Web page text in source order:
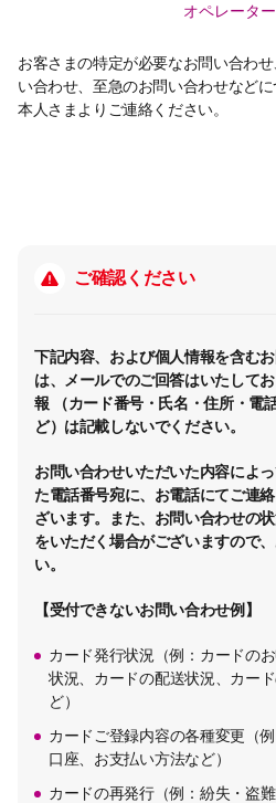
オペレータ
お客さまの特定が必要なお問い合わ
い合わせ、至急のお問い合わせなど
本人さまよりご連絡ください。
ご確認ください
下記内容、および個人情報を含む
は、メールでのご回答はいたして
報 （カード番号・氏名・住所・電
ど）は記載しないでください。
お問い合わせいただいた内容によ
た電話番号宛に、お電話にてご連
ざいます。また、お問い合わせの
をいただく場合がございますので
い。
【受付できないお問い合わせ例】
カード発行状況（例：カードの
状況、カードの配送状況、カー
ど）
カードご登録内容の各種変更（
口座、お支払い方法など）
カードの再発行（例：紛失・盗